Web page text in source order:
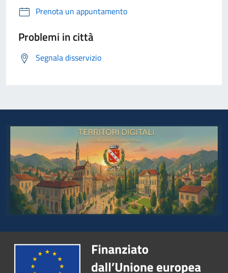
Prenota un appuntamento
Problemi in città
Segnala disservizio